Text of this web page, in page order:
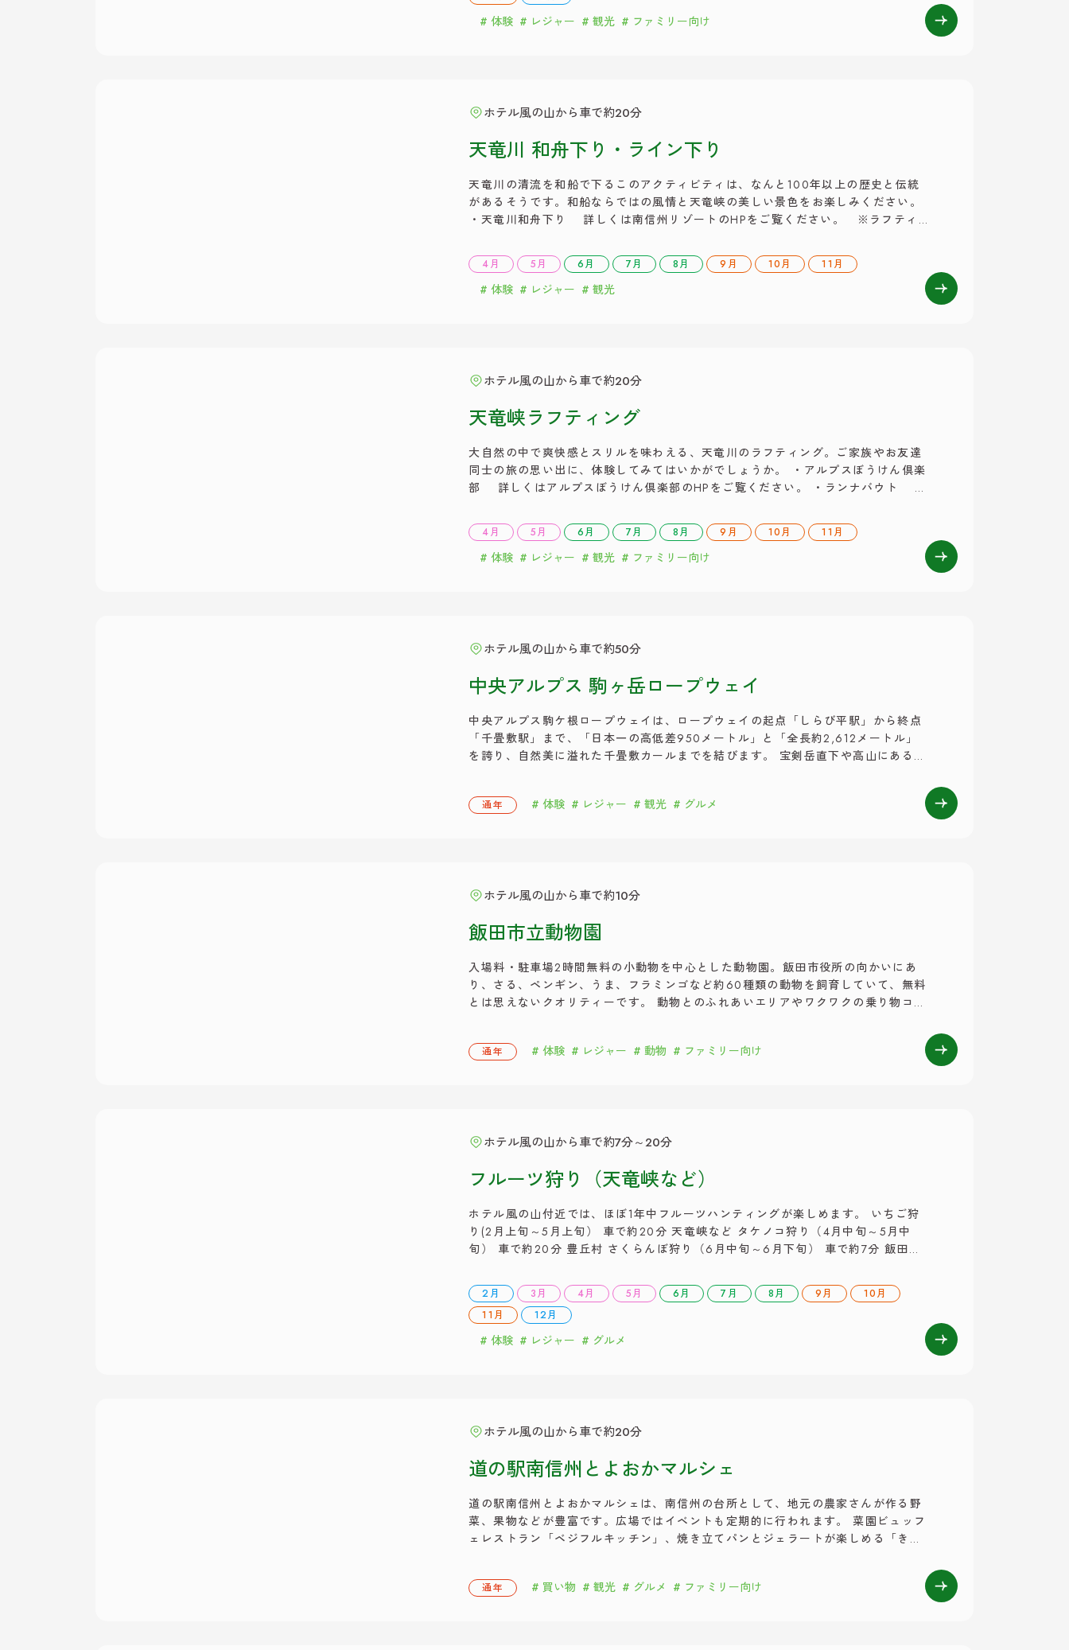
体験 レジャー 観光 ファミリー向け
ホテル風の山から車で約20分
天竜川 和舟下り・ライン下り
天竜川の清流を和船で下るこのアクティビティは、なんと100年以上の歴史と伝統
があるそうです。和船ならではの風情と天竜峡の美しい景色をお楽しみください。
・天竜川和舟下り 詳しくは南信州リゾートのHPをご覧ください。 ※ラフティ
をご覧ください。 ・写真引用 南信州リゾートHP
4月 5月 6月 7月 8月 9月 10月 11月
体験 レジャー 観光
ホテル風の山から車で約20分
天竜峡ラフティング
大自然の中で爽快感とスリルを味わえる、天竜川のラフティング。ご家族やお友達
同士の旅の思い出に、体験してみてはいかがでしょうか。 ・アルプスぼうけん倶楽
部 詳しくはアルプスぼうけん倶楽部のHPをご覧ください。 ・ランナバウト 詳
ゾートのHPをご覧ください。 ・写真引用 アルプスぼうけん倶楽部HP
4月 5月 6月 7月 8月 9月 10月 11月
体験 レジャー 観光 ファミリー向け
ホテル風の山から車で約50分
中央アルプス 駒ヶ岳ロープウェイ
中央アルプス駒ケ根ロープウェイは、ロープウェイの起点「しらび平駅」から終点
「千畳敷駅」まで、「日本一の高低差950メートル」と「全長約2,612メートル」
を誇り、自然美に溢れた千畳敷カールまでを結びます。 宝剣岳直下や高山にあるお
す。 ロープウェイを利用 […]
通年 体験 レジャー 観光 グルメ
ホテル風の山から車で約10分
飯田市立動物園
入場料・駐車場2時間無料の小動物を中心とした動物園。飯田市役所の向かいにあ
り、さる、ペンギン、うま、フラミンゴなど約60種類の動物を飼育していて、無料
とは思えないクオリティーです。 動物とのふれあいエリアやワクワクの乗り物コー
３０ ・休園日 毎週 […]
通年 体験 レジャー 動物 ファミリー向け
ホテル風の山から車で約7分～20分
フルーツ狩り（天竜峡など）
ホテル風の山付近では、ほぼ1年中フルーツハンティングが楽しめます。 いちご狩
り(2月上旬～5月上旬） 車で約20分 天竜峡など タケノコ狩り（4月中旬～5月中
旬） 車で約20分 豊丘村 さくらんぼ狩り（6月中旬～6月下旬） 車で約7分 飯田市
ー狩り（6月下旬から8月頃） 車で約7分 飯田市北方など もも狩り（7月上 […]
2月 3月 4月 5月 6月 7月 8月 9月
10月
11月
12月
体験 レジャー グルメ
ホテル風の山から車で約20分
道の駅南信州とよおかマルシェ
道の駅南信州とよおかマルシェは、南信州の台所として、地元の農家さんが作る野
菜、果物などが豊富です。広場ではイベントも定期的に行われます。 菜園ビュッフ
ェレストラン「ベジフルキッチン」、焼き立てパンとジェラートが楽しめる「きら
用 道の駅南信州とよおかマ […]
通年 買い物 観光 グルメ ファミリー向け